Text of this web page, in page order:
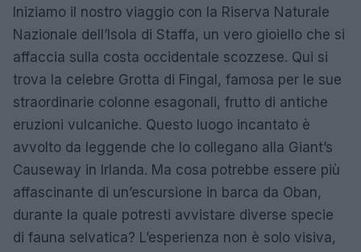
Iniziamo il nostro viaggio con la Riserva Naturale
Nazionale dell’Isola di Staffa, un vero gioiello che si
affaccia sulla costa occidentale scozzese. Qui si
trova la celebre Grotta di Fingal, famosa per le sue
straordinarie colonne esagonali, frutto di antiche
eruzioni vulcaniche. Questo luogo incantato è
avvolto da leggende che lo collegano alla Giant’s
Causeway in Irlanda. Ma cosa potrebbe essere più
affascinante di un’escursione in barca da Oban,
durante la quale potresti avvistare diverse specie
di fauna selvatica? L’esperienza non è solo visiva,